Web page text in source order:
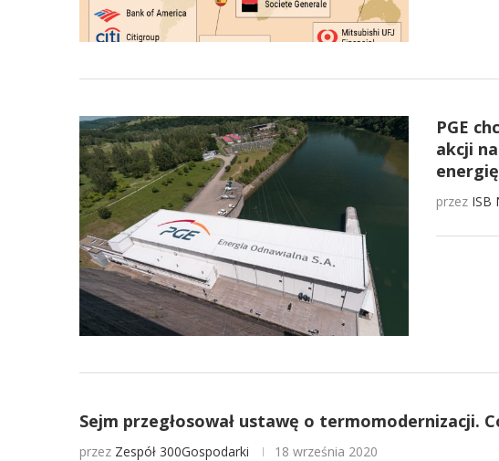
PGE
akcji
energię
przez ISB
Sejm przegłosował ustawę o termomodernizacji.
przez Zespół 300Gospodarki 18 września 2020